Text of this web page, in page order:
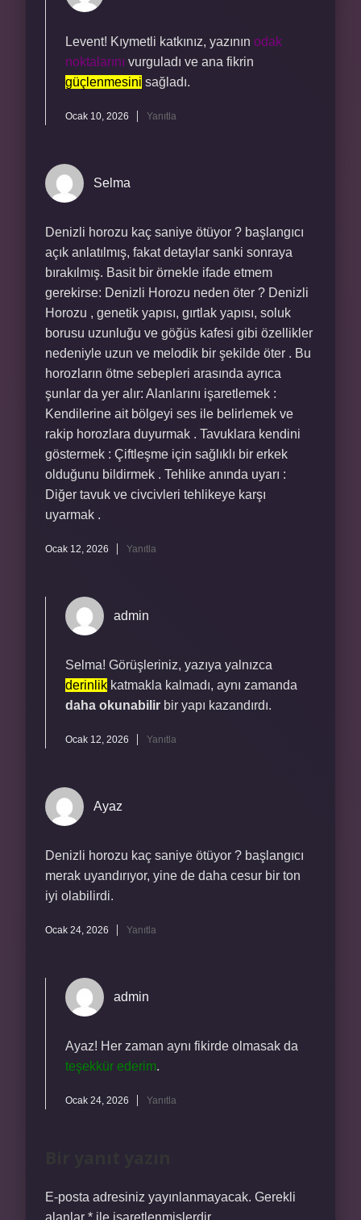
Levent! Kıymetli katkınız, yazının odak
noktalarını vurguladı ve ana fikrin
güçlenmesini sağladı.
Ocak 10, 2026 Yanıtla
Selma
Denizli horozu kaç saniye ötüyor ? başlangıcı
açık anlatılmış, fakat detaylar sanki sonraya
bırakılmış. Basit bir örnekle ifade etmem
gerekirse: Denizli Horozu neden öter ? Denizli
Horozu , genetik yapısı, gırtlak yapısı, soluk
borusu uzunluğu ve göğüs kafesi gibi özellikler
nedeniyle uzun ve melodik bir şekilde öter . Bu
horozların ötme sebepleri arasında ayrıca
şunlar da yer alır: Alanlarını işaretlemek :
Kendilerine ait bölgeyi ses ile belirlemek ve
rakip horozlara duyurmak . Tavuklara kendini
göstermek : Çiftleşme için sağlıklı bir erkek
olduğunu bildirmek . Tehlike anında uyarı :
Diğer tavuk ve civcivleri tehlikeye karşı
uyarmak .
Ocak 12, 2026 Yanıtla
admin
Selma! Görüşleriniz, yazıya yalnızca
derinlik katmakla kalmadı, aynı zamanda
daha okunabilir bir yapı kazandırdı.
Ocak 12, 2026 Yanıtla
Ayaz
Denizli horozu kaç saniye ötüyor ? başlangıcı
merak uyandırıyor, yine de daha cesur bir ton
iyi olabilirdi.
Ocak 24, 2026 Yanıtla
admin
Ayaz! Her zaman aynı fikirde olmasak da
teşekkür ederim.
Ocak 24, 2026 Yanıtla
E-posta adresiniz yayınlanmayacak. Gerekli
alanlar * ile işaretlenmişlerdir